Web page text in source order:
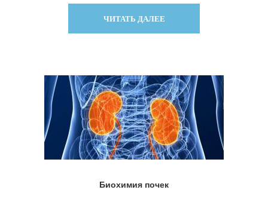
ЧИТАТЬ ДАЛЕЕ
Биохимия почек